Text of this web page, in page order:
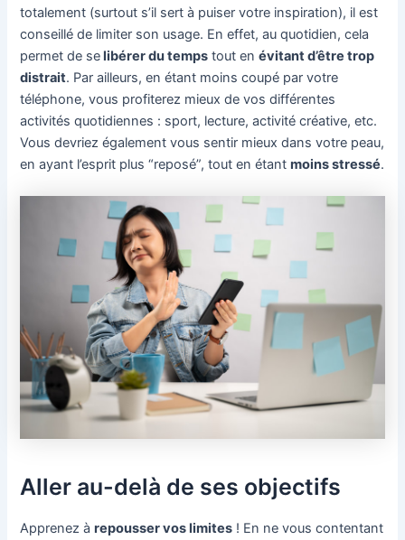
totalement (surtout s’il sert à puiser votre inspiration), il est
conseillé de limiter son usage. En effet, au quotidien, cela
permet de selibérer du temps tout enévitant d’être trop
distrait. Par ailleurs, en étant moins coupé par votre
téléphone, vous profiterez mieux de vos différentes
activités quotidiennes : sport, lecture, activité créative, etc.
Vous devriez également vous sentir mieux dans votre peau,
en ayant l’esprit plus “reposé”, tout en étantmoins stressé.
Aller au-delà de ses objectifs
Apprenez àrepousser vos limites ! En ne vous contentant